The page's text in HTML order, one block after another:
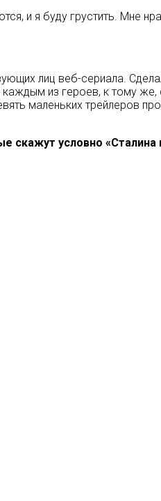
и я буду грустить. Мне
лиц веб-сериала.
из героев, к тому
маленьких трейлеров
условно «Сталина